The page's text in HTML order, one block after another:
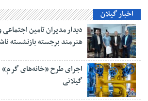
اخبار گیلان
دیدار مدیران تامین
هنرمند برجسته بازنشسته
گیلانی